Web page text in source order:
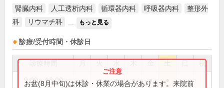
腎臓内科
人工透析内科 循環器内科 呼吸器内科
整形外
科
リウマチ科 もっと見る
診療/受付時間・休診日
祝
9:00～13:00 ● ● ● ● ●
お盆(8月中旬)は休診・休業の場合があります。来院前